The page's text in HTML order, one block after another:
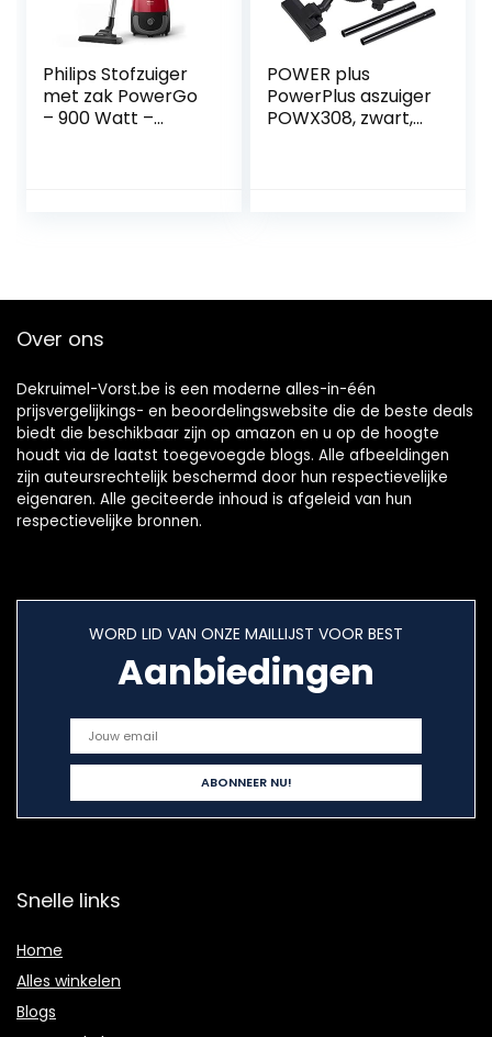
Philips Stofzuiger
met zak PowerGo
– 900 Watt –
zuigkracht –
POWER plus
PowerPlus aszuiger
POWX308, zwart,
Over ons
Dekruimel-Vorst.be is een moderne alles-in-één
prijsvergelijkings- en beoordelingswebsite die de beste deals
biedt die beschikbaar zijn op amazon en u op de hoogte
houdt via de laatst toegevoegde blogs. Alle afbeeldingen
zijn auteursrechtelijk beschermd door hun respectievelijke
eigenaren. Alle geciteerde inhoud is afgeleid van hun
respectievelijke bronnen.
WORD LID VAN ONZE MAILLIJST VOOR BEST
Aanbiedingen
Snelle links
Home
Alles winkelen
Blogs